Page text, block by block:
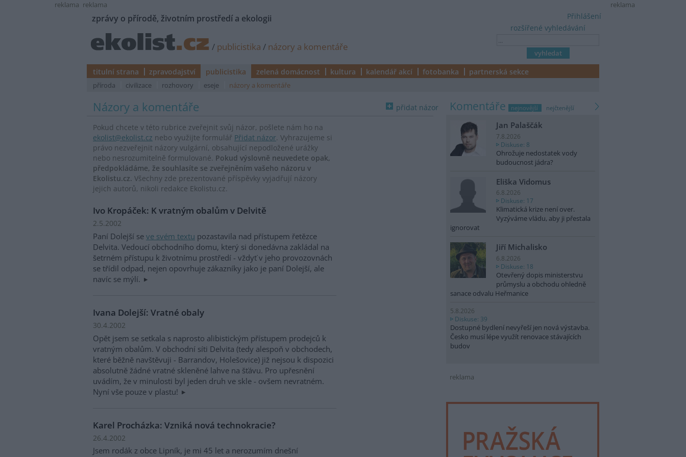
reklama
reklama reklama
zprávy o přírodě, životním prostředí a ekologii
/ publicistika / názory a komentáře
rozšířené vyhledávání
Přihlášení
titulní strana zpravodajství publicistika zelená domácnost kultura kalendář akcí fotobanka partnerská sekce
příroda civilizace rozhovory eseje názory a komentáře
přidat názor
Názory a komentáře
Pokud chcete v této rubrice zveřejnit svůj názor, pošlete nám ho na
ekolist@ekolist.cz nebo využijte formulář Přidat názor. Vyhrazujeme si
právo nezveřejnit názory vulgární, obsahující nepodložené urážky
nebo nesrozumitelně formulované. Pokud výslovně neuvedete opak,
předpokládáme, že souhlasíte se zveřejněním vašeho názoru v
Ekolistu.cz. Všechny zde prezentované příspěvky vyjadřují názory
jejich autorů, nikoli redakce Ekolistu.cz.
Ivo Kropáček: K vratným obalům v Delvitě
2.5.2002
Paní Dolejší se ve svém textu pozastavila nad přístupem řetězce
Delvita. Vedoucí obchodního domu, který si donedávna zakládal na
šetrném přístupu k životnímu prostředí - vždyť v jeho provozovnách
se třídil odpad, nejen opovrhuje zákazníky jako je paní Dolejší, ale
navíc se mýlí.
Ivana Dolejší: Vratné obaly
30.4.2002
Opět jsem se setkala s naprosto alibistickým přístupem prodejců k
vratným obalům. V obchodní síti Delvita (tedy alespoň v obchodech,
které běžně navštěvuji - Barrandov, Holešovice) již nejsou k dispozici
absolutně žádné vratné skleněné lahve na šťávu. Pro upřesnění
uvádím, že v minulosti byl jeden druh ve skle - ovšem nevratném.
Nyní vše pouze v plastu!
Karel Procházka: Vzniká nová technokracie?
26.4.2002
Jsem rodák z obce Lipník, je mi 45 let a nerozumím dnešní
komentáře nejnovější nejčtenější
Jan Palaščák
7.8.2026
Diskuse: 8
Ohrožuje nedostatek vody
budoucnost jádra?
Eliška Vidomus
6.8.2026
Diskuse: 17
Klimatická krize není over.
Vyzýváme vládu, aby ji přestala
ignorovat
Jiří Michalisko
6.8.2026
Diskuse: 18
Otevřený dopis ministerstvu
průmyslu a obchodu ohledně
sanace odvalu Heřmanice
5.8.2026
Diskuse: 39
Dostupné bydlení nevyřeší jen nová výstavba.
Česko musí lépe využít renovace stávajících
budov
reklama